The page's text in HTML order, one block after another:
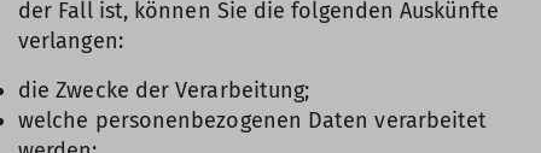
der Fall ist, können Sie die folgenden Auskünfte
verlangen:
die Zwecke der Verarbeitung;
welche personenbezogenen Daten verarbeitet